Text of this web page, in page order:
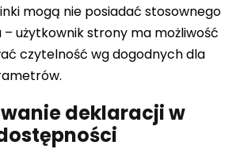
mogą nie posiadać stosownego
użytkownik strony ma możliwość
czytelność wg dogodnych dla
deklaracji w